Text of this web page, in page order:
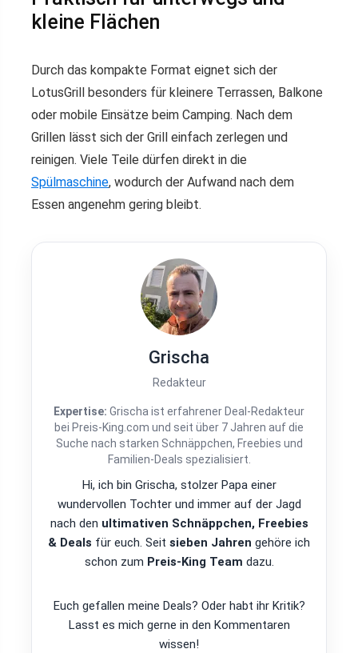
kleine Flächen
Durch das kompakte Format eignet sich der
LotusGrill besonders für kleinere Terrassen, Balkone
oder mobile Einsätze beim Camping. Nach dem
Grillen lässt sich der Grill einfach zerlegen und
reinigen. Viele Teile dürfen direkt in die
Spülmaschine, wodurch der Aufwand nach dem
Essen angenehm gering bleibt.
Grischa
Redakteur
Expertise: Grischa ist erfahrener Deal-Redakteur
bei Preis-King.com und seit über 7 Jahren auf die
Suche nach starken Schnäppchen, Freebies und
Familien-Deals spezialisiert.
Hi, ich bin Grischa, stolzer Papa einer
wundervollen Tochter und immer auf der Jagd
nach den ultimativen Schnäppchen, Freebies
& Deals für euch. Seit sieben Jahren gehöre ich
schon zum Preis-King Team dazu.
Euch gefallen meine Deals? Oder habt ihr Kritik?
Lasst es mich gerne in den Kommentaren
wissen!